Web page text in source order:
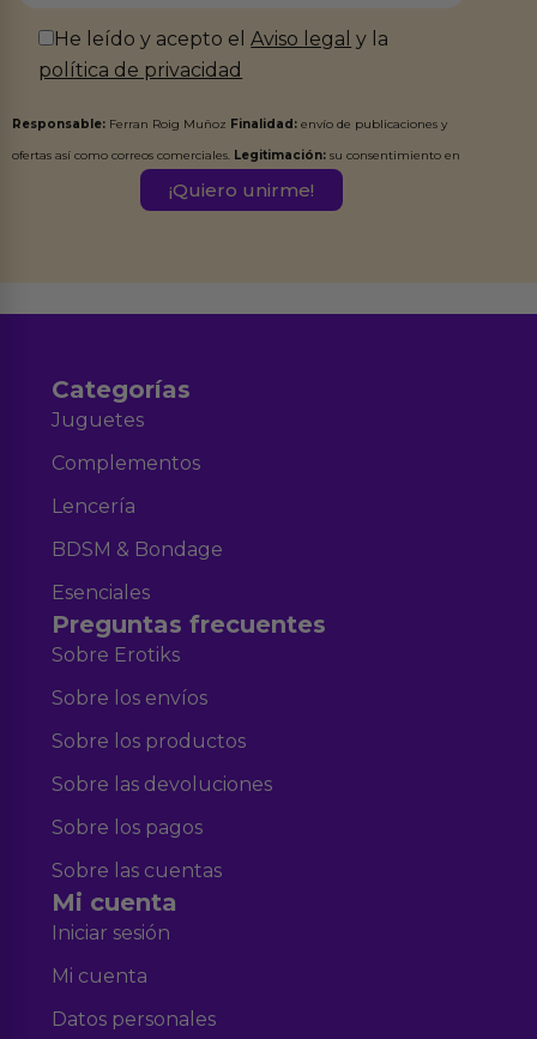
He leído y acepto elAviso legal y la
política de privacidad
Responsable: Ferran Roig Muñoz Finalidad: envío de publicaciones y
ofertas así como correos comerciales. Legitimación: su consentimiento en
Destinatarios:Ferran Roig Muñoz. Podrás ejercer tus
Categorías
Juguetes
Complementos
Lencería
BDSM & Bondage
Esenciales
Preguntas frecuentes
Sobre Erotiks
Sobre los envíos
Sobre los productos
Sobre las devoluciones
Sobre los pagos
Sobre las cuentas
Mi cuenta
Iniciar sesión
Mi cuenta
Datos personales